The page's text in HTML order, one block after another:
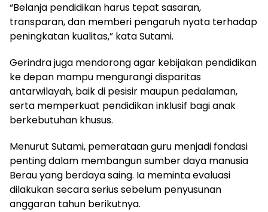
“Belanja pendidikan harus tepat sasaran,
transparan, dan memberi pengaruh nyata terhadap
peningkatan kualitas,” kata Sutami.
Gerindra juga mendorong agar kebijakan pendidikan
ke depan mampu mengurangi disparitas
antarwilayah, baik di pesisir maupun pedalaman,
serta memperkuat pendidikan inklusif bagi anak
berkebutuhan khusus.
Menurut Sutami, pemerataan guru menjadi fondasi
penting dalam membangun sumber daya manusia
Berau yang berdaya saing. Ia meminta evaluasi
dilakukan secara serius sebelum penyusunan
anggaran tahun berikutnya.